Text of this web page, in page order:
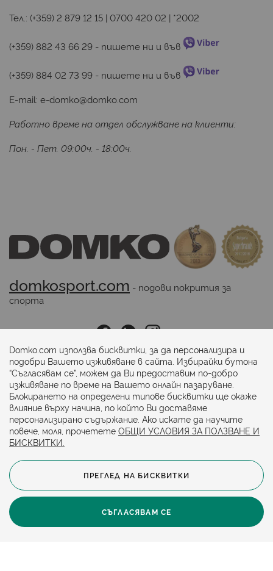
Тел.: (+359) 2 879 12 15 | 0700 420 02 | *2002
(+359) 882 43 66 29 - пишете ни и във
(+359) 884 02 73 99 - пишете ни и във
E-mail: e-domko@domko.com
Работно време на отдел обслужване на клиенти:
Пон. - Пет. 09:00ч. - 18:00ч.
domkosport.com - подови покрития за
спорта
Последвайте ни:
Начини на плащане:
© 2024. Всички права запазени.
Общи условия
Политика за бисквитки
Domko.com използва бисквитки, за да персонализира и
подобри Вашето изживяване в сайта. Избирайки бутона
“Съгласявам се”, можем да Ви предоставим по-добро
изживяване по време на Вашето онлайн пазаруване.
Блокирането на определени типове бисквитки ще окаже
влияние върху начина, по който Ви доставяме
персонализирано съдържание. Ако искате да научите
повече, моля, прочетете ОБЩИ УСЛОВИЯ ЗА ПОЛЗВАНЕ И
БИСКВИТКИ.
СЪГЛАСЯВАМ СЕ
ПРЕГЛЕД НА БИСКВИТКИ